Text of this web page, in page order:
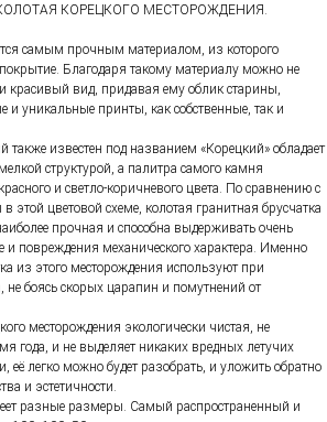
КОРЕЦКОГО МЕСТОРОЖДЕНИЯ.
самым прочным материалом, из которого
Благодаря такому материалу можно не
красивый вид, придавая ему облик старины,
и уникальные принты, как собственные, так и
также известен под названием «Корецкий» обладает
структурой, а палитра самого камня
и светло-коричневого цвета. По сравнению с
этой цветовой схеме, колотая гранитная брусчатка
прочная и способна выдерживать очень
и повреждения механического характера. Именно
из этого месторождения используют при
не боясь скорых царапин и помутнений от
месторождения экологически чистая, не
года, и не выделяет никаких вредных летучих
её легко можно будет разобрать, и уложить обратно
и эстетичности.
разные размеры. Самый распространенный и